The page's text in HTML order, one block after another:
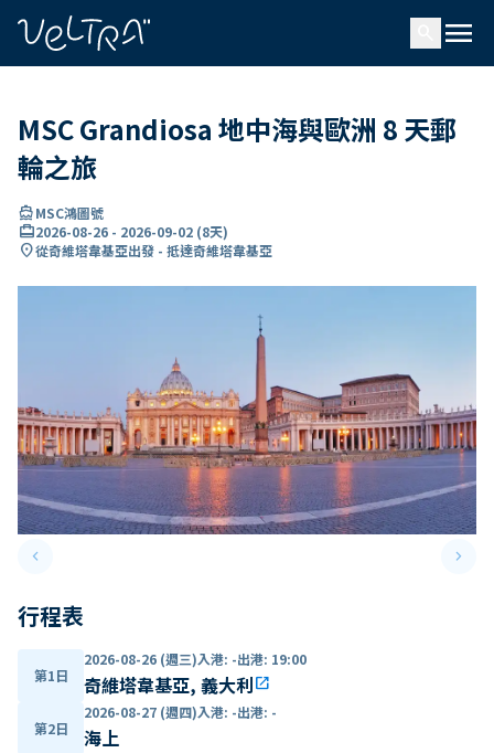
menu
MSC Grandiosa 地中海與歐洲 8 天郵
輪之旅
directions_boatMSC鴻圖號
card_travel2026-08-26 - 2026-09-02 (8天)
location_on從奇維塔韋基亞出發 - 抵達奇維塔韋基亞
keyboard_arrow_leftPrevious slide keyboard_arrow_right
行程表
第1日
2026-08-26 (週三)入港: -出港: 19:00
奇維塔韋基亞, 義大利open_in_new
第2日
2026-08-27 (週四)入港: -出港: -
海上